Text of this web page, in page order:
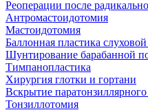
Реоперации после
Антромастоидотомия
Мастоидотомия
Баллонная пластика
Шунтирование барабанной
Тимпанопластика
Хирургия глотки и гортани
Вскрытие паратонзиллярного
Тонзиллотомия